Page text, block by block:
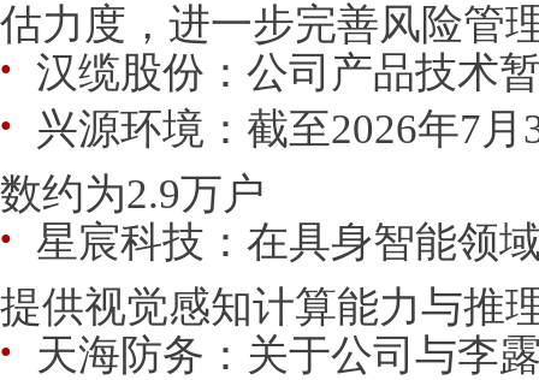
估力度，进一步完善风险管
● 汉缆股份：公司产品技术
● 兴源环境：截至2026年7
数约为2.9万户
● 星宸科技：在具身智能领
提供视觉感知计算能力与推
● 天海防务：关于公司与李